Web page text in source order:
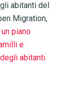
abitanti del
Migration,
piano
e
abitanti